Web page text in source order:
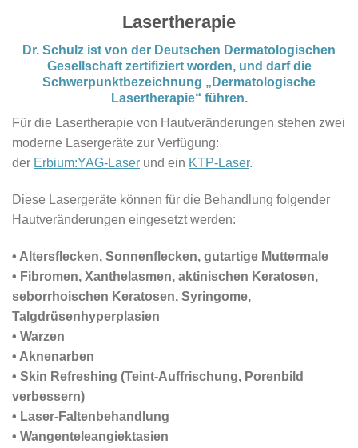
Lasertherapie
Dr. Schulz ist von der Deutschen Dermatologischen
Gesellschaft zertifiziert worden, und darf die
Schwerpunktbezeichnung „Dermatologische
Lasertherapie“ führen.
Für die Lasertherapie von Hautveränderungen stehen zwei
moderne Lasergeräte zur Verfügung:
der Erbium:YAG-Laser und ein KTP-Laser.
Diese Lasergeräte können für die Behandlung folgender
Hautveränderungen eingesetzt werden:
• Altersflecken, Sonnenflecken, gutartige Muttermale
• Fibromen, Xanthelasmen, aktinischen Keratosen,
seborrhoischen Keratosen, Syringome,
Talgdrüsenhyperplasien
• Warzen
• Aknenarben
• Skin Refreshing (Teint-Auffrischung, Porenbild
verbessern)
• Laser-Faltenbehandlung
• Wangenteleangiektasien